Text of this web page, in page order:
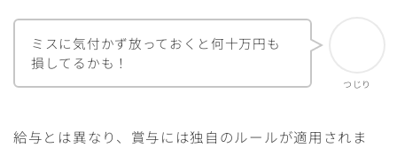
つじり
ミスに気付かず放っておくと何十万円も
損してるかも！
給与とは異なり、賞与には独自のルールが適用されま